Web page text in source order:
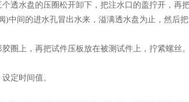
水盘的压圈松开卸下，把注水口的盖拧开，再
)中间的进水孔冒出水来，溢满透水盘为止，然后把
上，再把试件压板放在被测试件上，拧紧螺丝。
定时间值。